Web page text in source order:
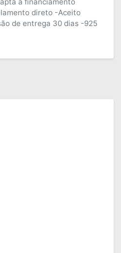
direto -Aceito
de entrega 30 dias -925